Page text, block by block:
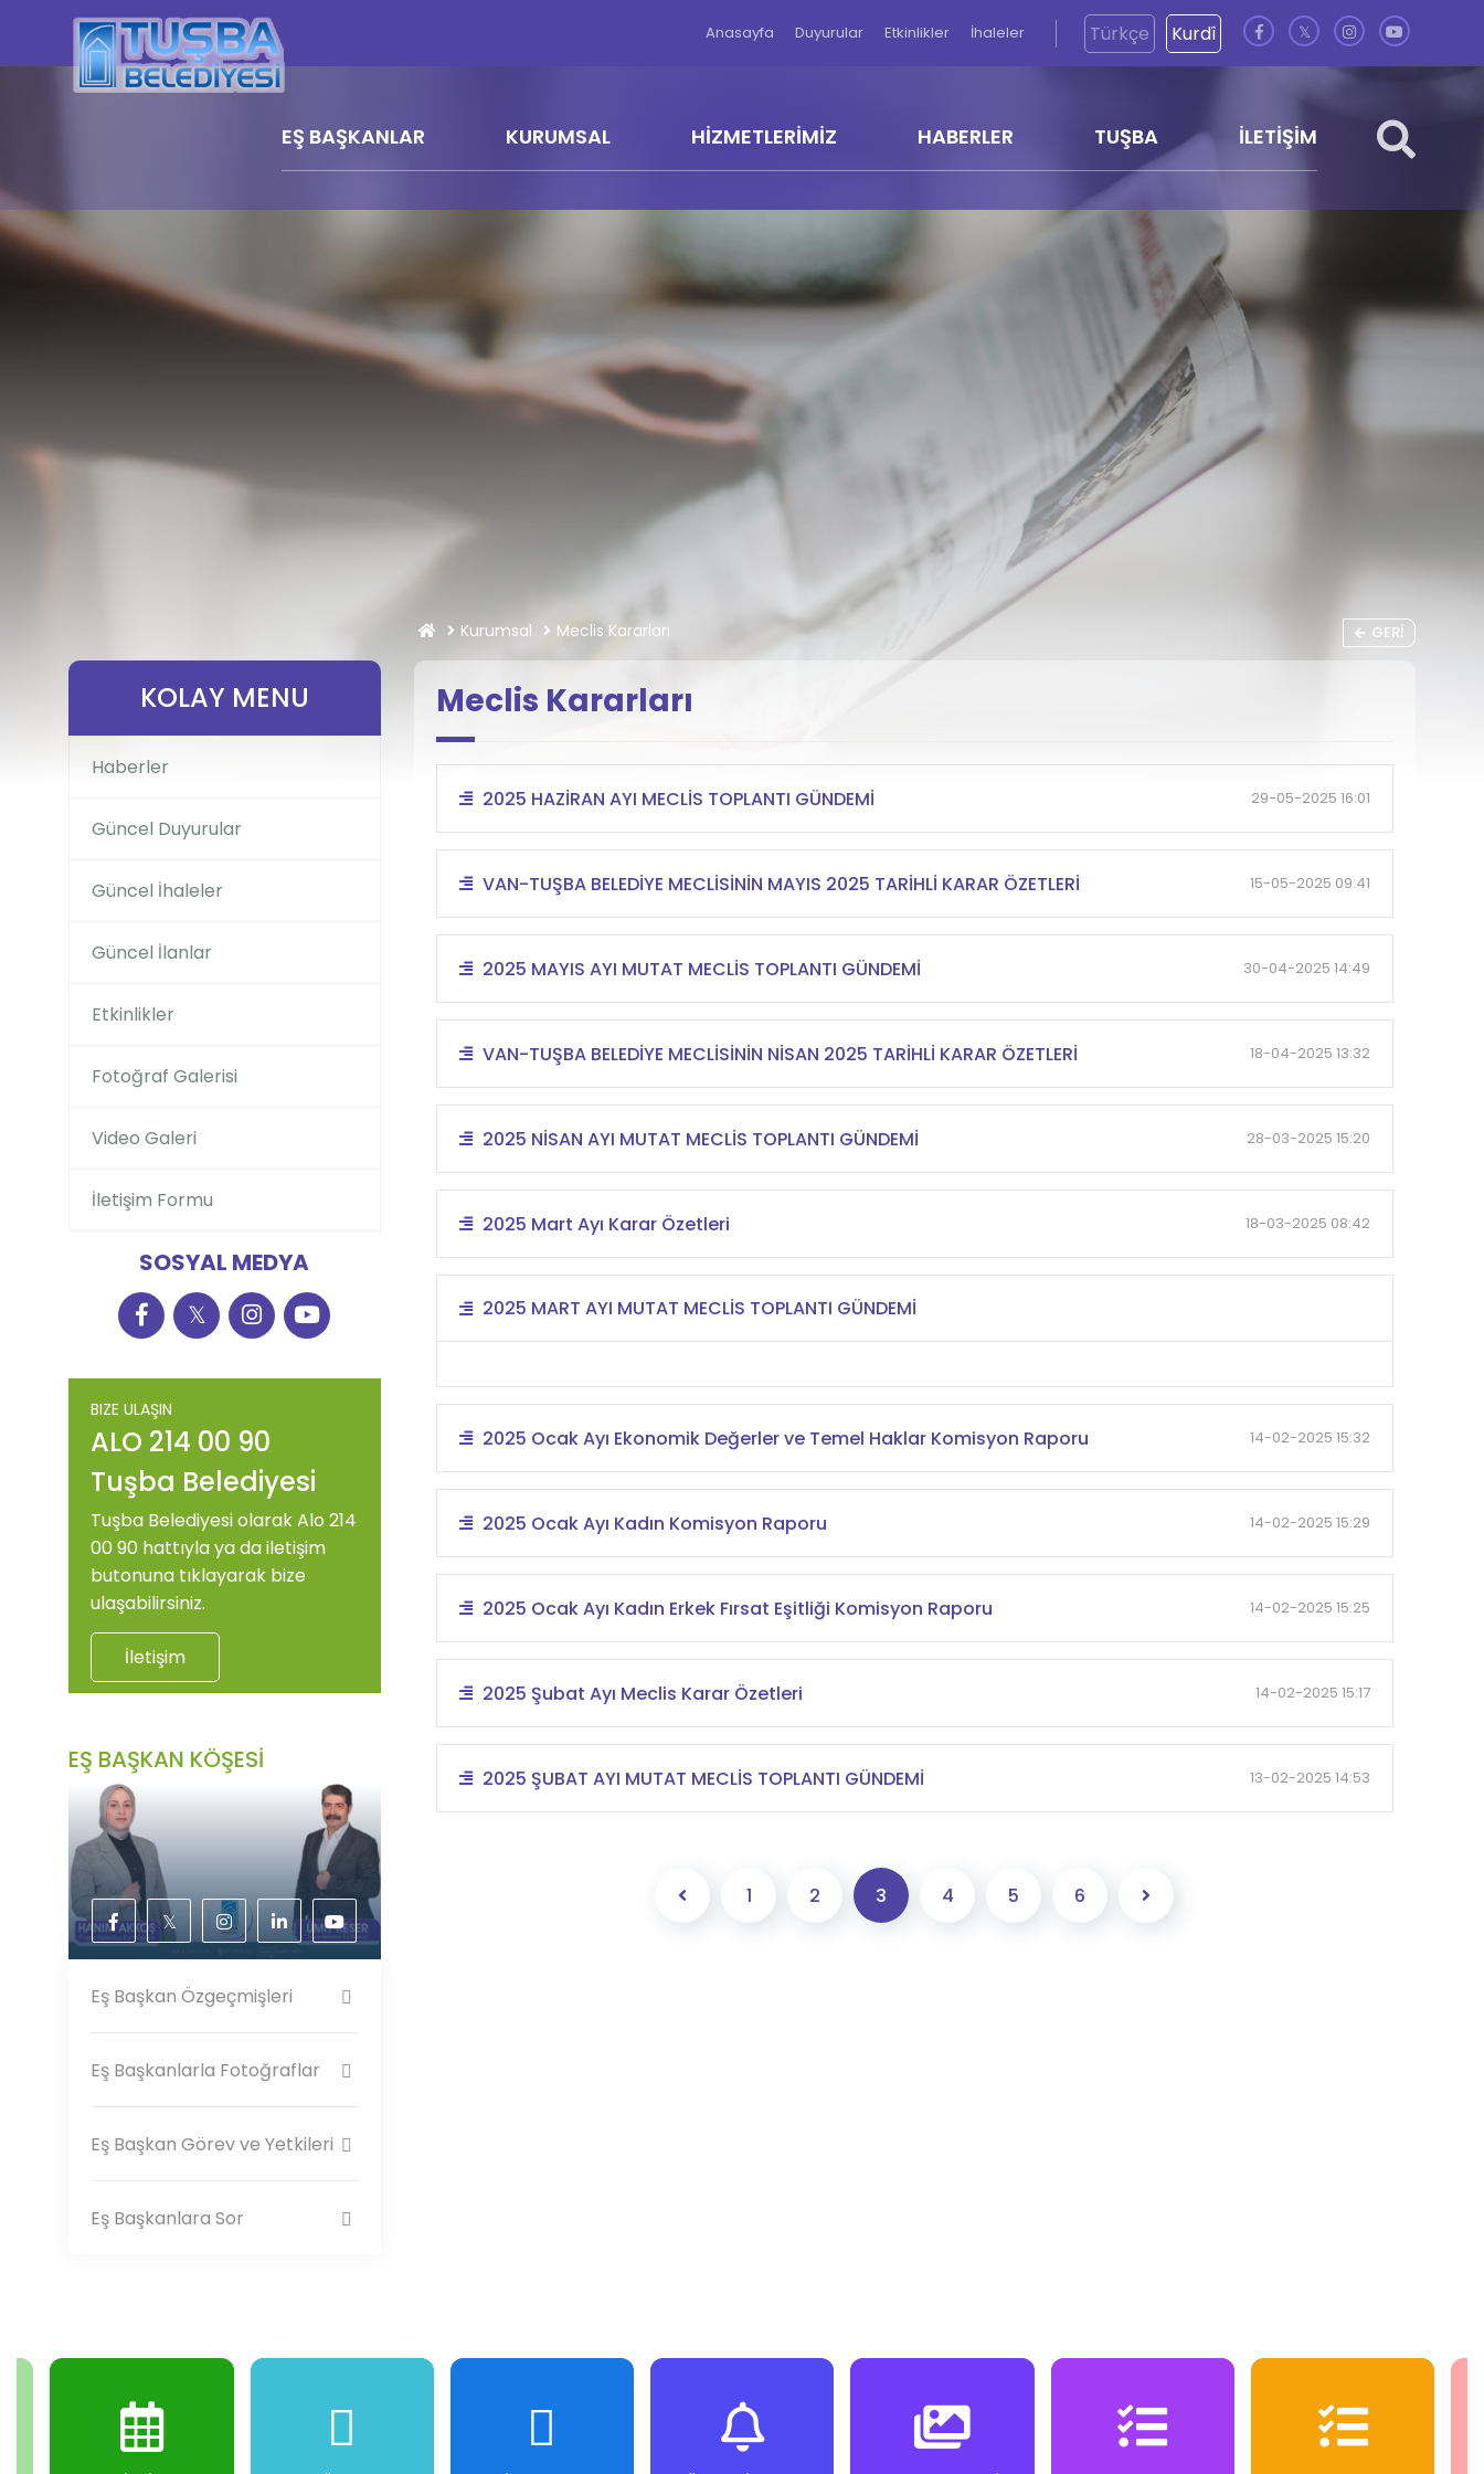
Anasayfa Duyurular Etkinlikler İhaleler Türkçe Kurdî 𝕏
EŞ BAŞKANLAR KURUMSAL HİZMETLERİMİZ HABERLER TUŞBA İLETİŞİM
Kurumsal Meclis Kararları GERI
KOLAY MENU
Haberler
Güncel Duyurular
Güncel İhaleler
Güncel İlanlar
Etkinlikler
Fotoğraf Galerisi
Video Galeri
İletişim Formu
SOSYAL MEDYA
𝕏
BIZE ULAŞIN
ALO 214 00 90
Tuşba Belediyesi
Tuşba Belediyesi olarak Alo 214
00 90 hattıyla ya da iletişim
butonuna tıklayarak bize
ulaşabilirsiniz.
İletişim
EŞ BAŞKAN KÖŞESİ
𝕏
Eş Başkan Özgeçmişleri
Eş Başkanlarla Fotoğraflar
Eş Başkan Görev ve Yetkileri
Eş Başkanlara Sor
Meclis Kararları
2025 HAZİRAN AYI MECLİS TOPLANTI GÜNDEMİ 29-05-2025 16:01
VAN-TUŞBA BELEDİYE MECLİSİNİN MAYIS 2025 TARİHLİ KARAR ÖZETLERİ 15-05-2025 09:41
2025 MAYIS AYI MUTAT MECLİS TOPLANTI GÜNDEMİ 30-04-2025 14:49
VAN-TUŞBA BELEDİYE MECLİSİNİN NİSAN 2025 TARİHLİ KARAR ÖZETLERİ 18-04-2025 13:32
2025 NİSAN AYI MUTAT MECLİS TOPLANTI GÜNDEMİ 28-03-2025 15:20
2025 Mart Ayı Karar Özetleri 18-03-2025 08:42
2025 MART AYI MUTAT MECLİS TOPLANTI GÜNDEMİ
2025 Ocak Ayı Ekonomik Değerler ve Temel Haklar Komisyon Raporu 14-02-2025 15:32
2025 Ocak Ayı Kadın Komisyon Raporu 14-02-2025 15:29
2025 Ocak Ayı Kadın Erkek Fırsat Eşitliği Komisyon Raporu 14-02-2025 15:25
2025 Şubat Ayı Meclis Karar Özetleri 14-02-2025 15:17
2025 ŞUBAT AYI MUTAT MECLİS TOPLANTI GÜNDEMİ 13-02-2025 14:53
1 2 3 4 5 6